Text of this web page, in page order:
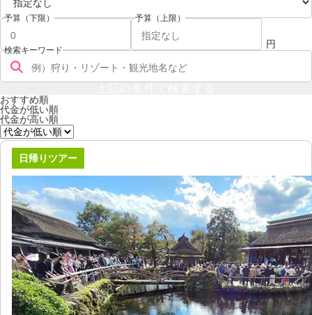
予算（下限） 予算（上限）
検索キーワード
おすすめ順
代金が低い順
代金が高い順
日帰りツアー